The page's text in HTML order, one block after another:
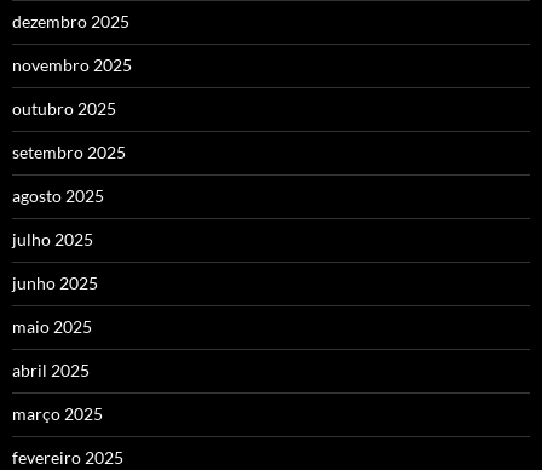
dezembro 2025
novembro 2025
outubro 2025
setembro 2025
agosto 2025
julho 2025
junho 2025
maio 2025
abril 2025
março 2025
fevereiro 2025